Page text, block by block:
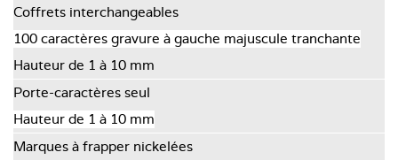
Coffrets interchangeables
100 caractères gravure à gauche majuscule tranchante
Hauteur de 1 à 10 mm
Porte-caractères seul
Hauteur de 1 à 10 mm
Marques à frapper nickelées